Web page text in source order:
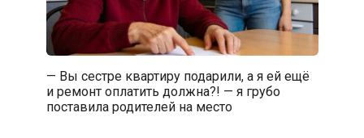
— Вы сестре квартиру подарили, а я ей ещё
и ремонт оплатить должна?! — я грубо
поставила родителей на место